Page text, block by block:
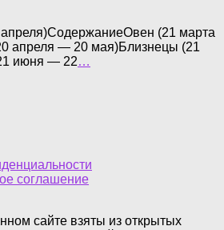
(21 марта
апреля — 20 мая)Близнецы (21
июня — 22…
соглашение
сайте взяты из открытых